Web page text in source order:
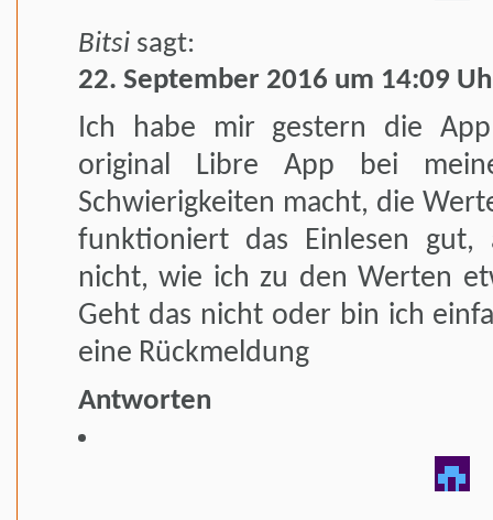
Bitsi sagt:
22. September 2016 um 14:09
Ich habe mir gestern die
original Libre App bei
Schwierigkeiten macht, die
funktioniert das Einlesen gut,
nicht, wie ich zu den Werten
Geht das nicht oder bin ich
eine Rückmeldung
Antworten